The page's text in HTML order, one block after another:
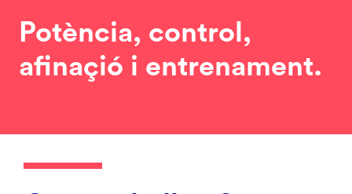
Potència, control,
afinaçió i entrenament.